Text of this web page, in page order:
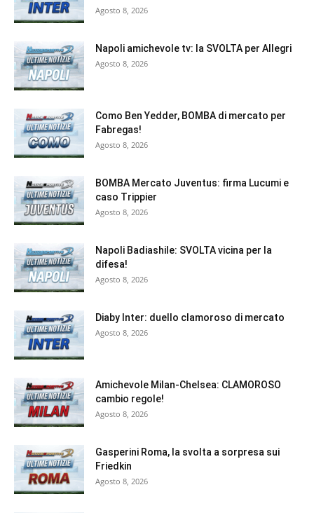
Agosto 8, 2026
Napoli amichevole tv: la SVOLTA per Allegri
Agosto 8, 2026
Como Ben Yedder, BOMBA di mercato per
Fabregas!
Agosto 8, 2026
BOMBA Mercato Juventus: firma Lucumi e
caso Trippier
Agosto 8, 2026
Napoli Badiashile: SVOLTA vicina per la
difesa!
Agosto 8, 2026
Diaby Inter: duello clamoroso di mercato
Agosto 8, 2026
Amichevole Milan-Chelsea: CLAMOROSO
cambio regole!
Agosto 8, 2026
Gasperini Roma, la svolta a sorpresa sui
Friedkin
Agosto 8, 2026